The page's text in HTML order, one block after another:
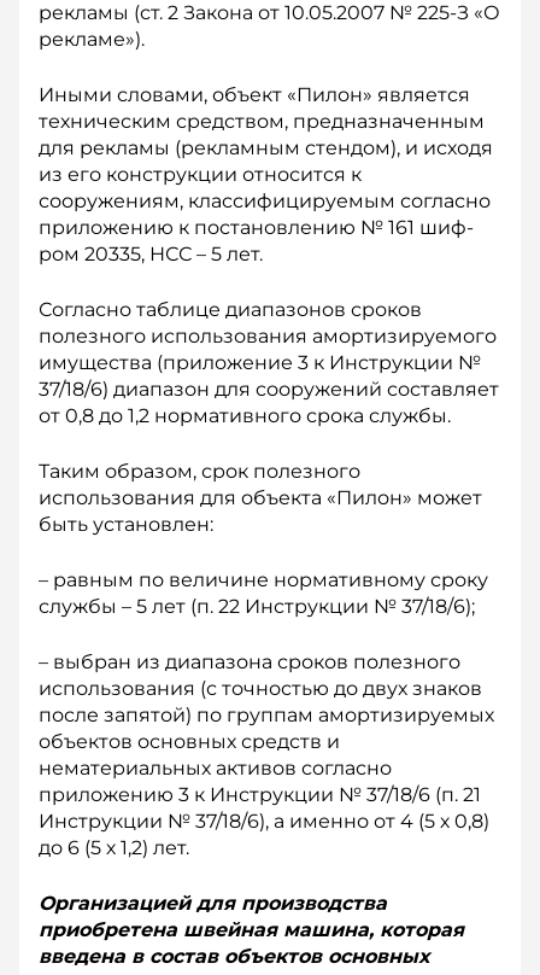
рекламы (ст. 2 Закона от 10.05.2007 № 225-З «О
рекламе»).
Иными словами, объект «Пилон» является
техническим средством, предназначенным
для рекламы (рекламным стендом), и исходя
из его конструкции относится к
сооружениям, классифицируемым со­гласно
приложению к постановлению № 161 шиф­
ром 20335, НСС – 5 лет.
Согласно таблице диапазонов сроков
полезного использования амортизируемого
имущества (приложение 3 к Инструкции №
37/18/6) диапазон для сооружений составляет
от 0,8 до 1,2 нормативного срока службы.
Таким образом, срок полезного
использования для объекта «Пилон» может
быть установлен:
– равным по величине нормативному сроку
служ­бы – 5 лет (п. 22 Инструкции № 37/18/6);
– выбран из диапазона сроков полезного
использования (с точностью до двух знаков
после запятой) по группам амортизируемых
объектов основных средств и
нематериальных активов согласно
приложению 3 к Инструкции № 37/18/6 (п. 21
Инструкции № 37/18/6), а именно от 4 (5 х 0,8)
до 6 (5 х 1,2) лет.
Организацией для производства
приобретена швейная машина, которая
введена в состав объектов основных